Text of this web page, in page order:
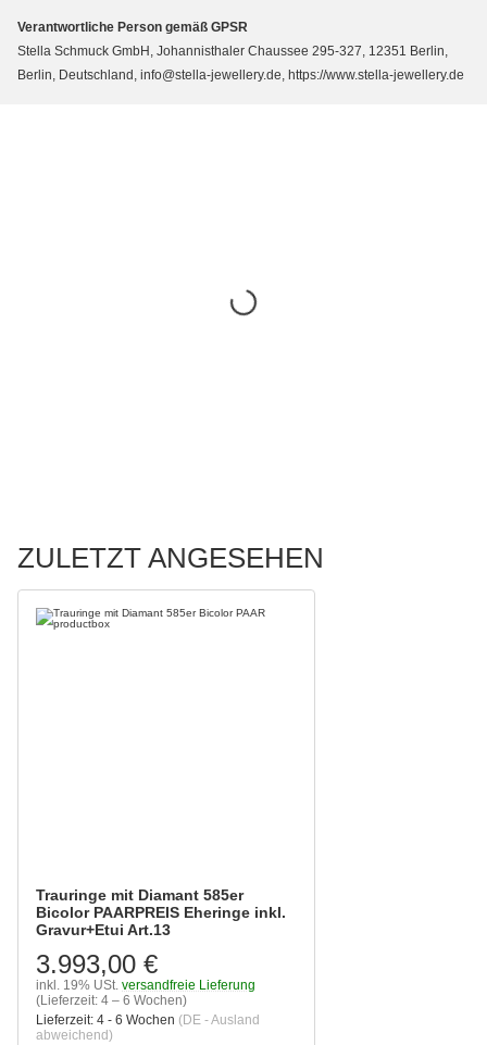
Verantwortliche Person gemäß GPSR
Stella Schmuck GmbH, Johannisthaler Chaussee 295-327, 12351 Berlin,
Berlin, Deutschland, info@stella-jewellery.de, https://www.stella-jewellery.de
ZULETZT ANGESEHEN
Trauringe mit Diamant 585er
Bicolor PAARPREIS Eheringe inkl.
Gravur+Etui Art.13
3.993,00 €
inkl. 19% USt. versandfreie Lieferung
(Lieferzeit: 4 – 6 Wochen)
Lieferzeit: 4 - 6 Wochen (DE - Ausland
abweichend)